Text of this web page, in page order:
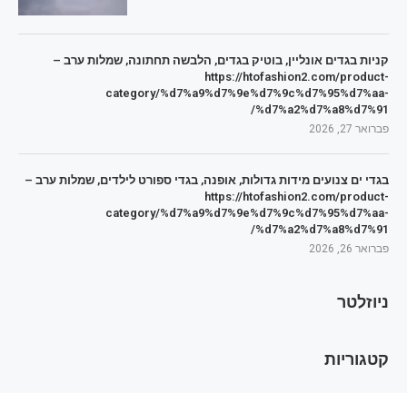
קניות בגדים אונליין, בוטיק בגדים, הלבשה תחתונה, שמלות ערב –
https://htofashion2.com/product-
category/%d7%a9%d7%9e%d7%9c%d7%95%d7%aa-
%d7%a2%d7%a8%d7%91/
פברואר 27, 2026
בגדי ים צנועים מידות גדולות, אופנה, בגדי ספורט לילדים, שמלות ערב –
https://htofashion2.com/product-
category/%d7%a9%d7%9e%d7%9c%d7%95%d7%aa-
%d7%a2%d7%a8%d7%91/
פברואר 26, 2026
ניוזלטר
קטגוריות